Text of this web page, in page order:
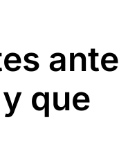
que